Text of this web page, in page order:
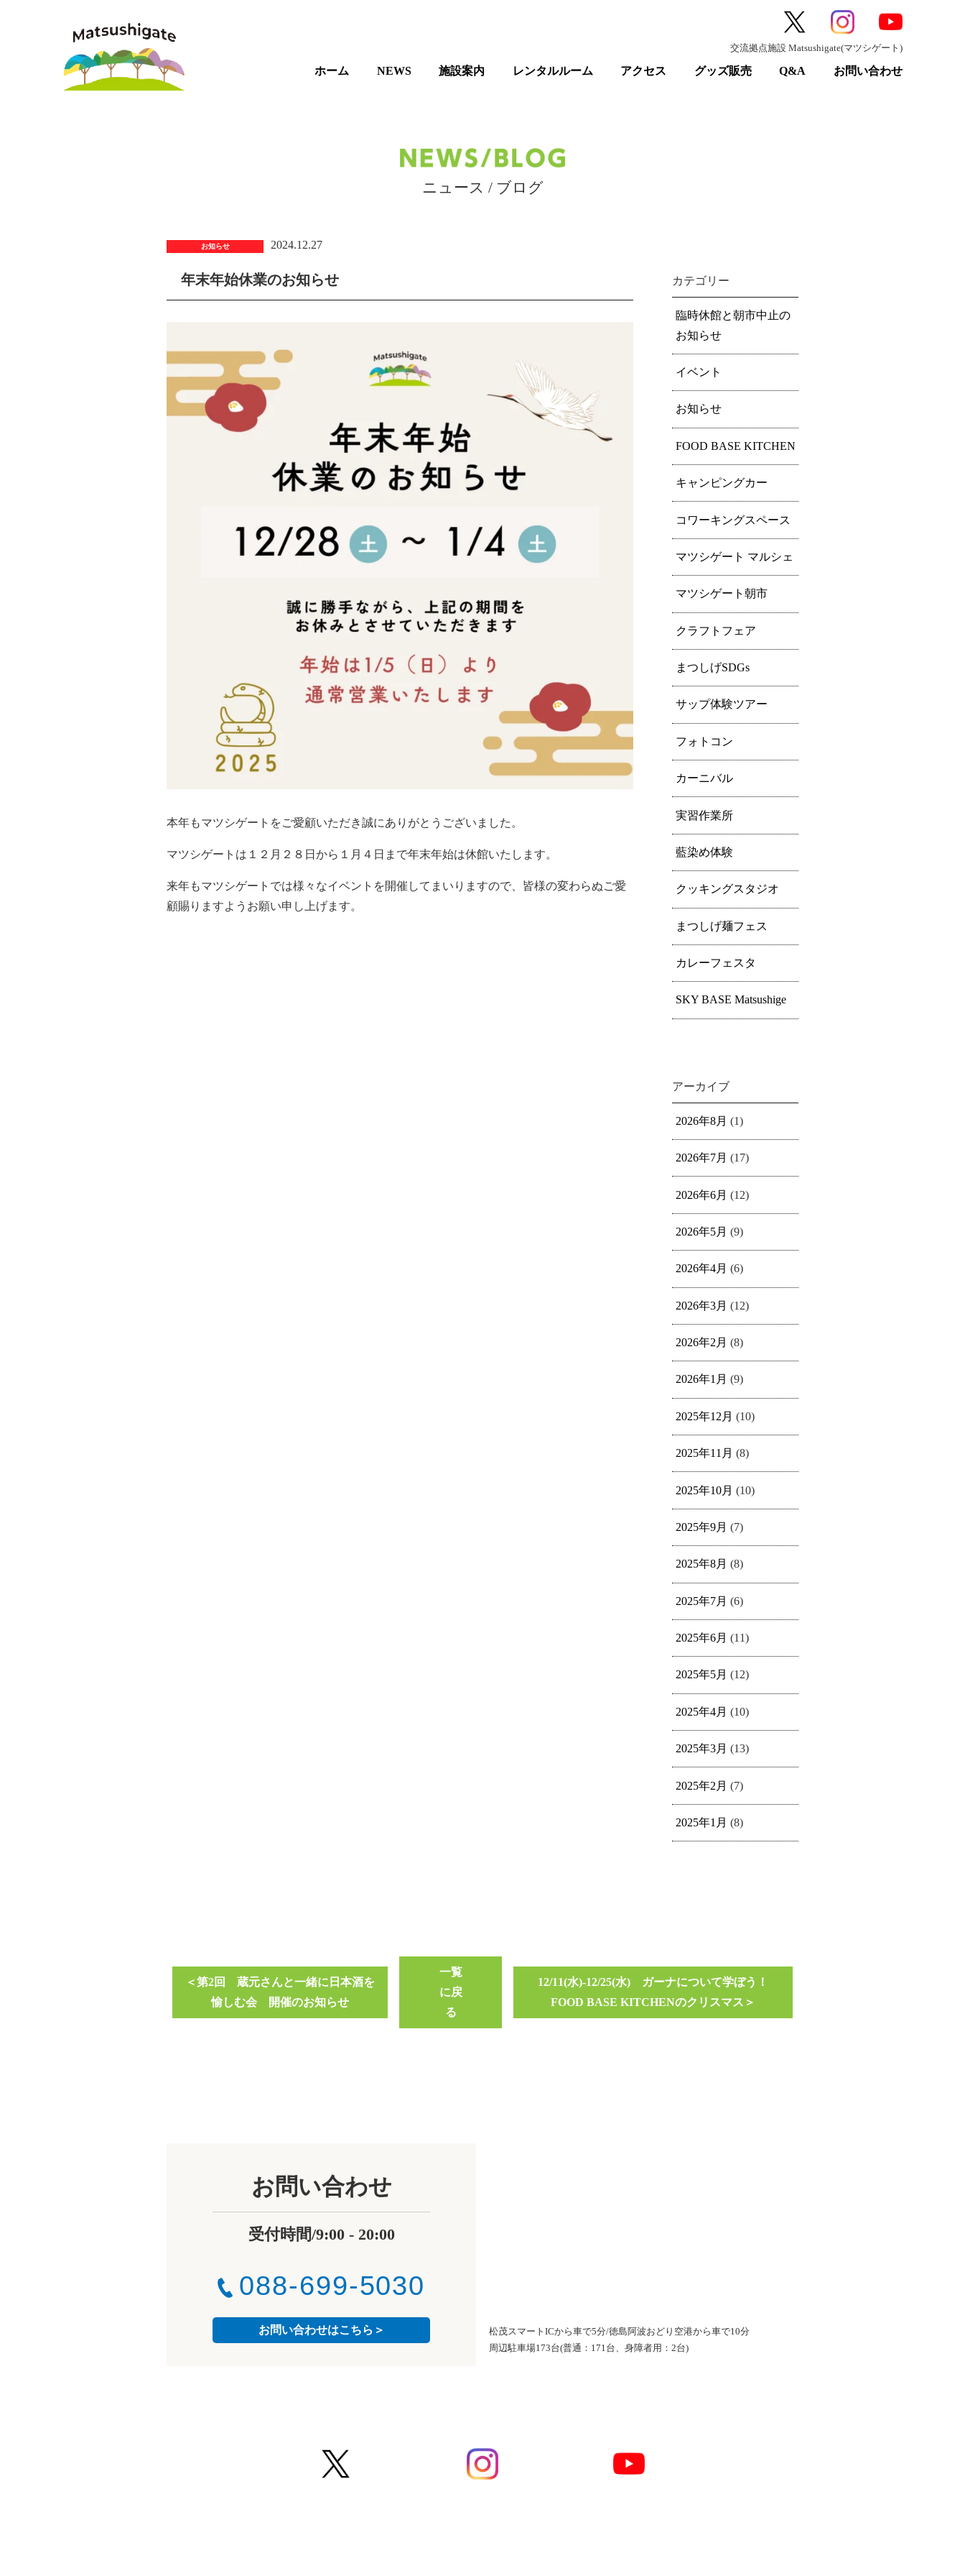
交流拠点施設 Matsushigate(マツシゲート)
ホーム NEWS 施設案内 レンタルルーム アクセス グッズ販売 Q&A お問い合わせ
ニュース / ブログ
お知らせ 2024.12.27
年末年始休業のお知らせ
本年もマツシゲートをご愛顧いただき誠にありがとうございました。
マツシゲートは１２月２８日から１月４日まで年末年始は休館いたします。
来年もマツシゲートでは様々なイベントを開催してまいりますので、皆様の変わらぬご愛
顧賜りますようお願い申し上げます。
カテゴリー
臨時休館と朝市中止の
お知らせ
イベント
お知らせ
FOOD BASE KITCHEN
キャンピングカー
コワーキングスペース
マツシゲート マルシェ
マツシゲート朝市
クラフトフェア
まつしげSDGs
サップ体験ツアー
フォトコン
カーニバル
実習作業所
藍染め体験
クッキングスタジオ
まつしげ麺フェス
カレーフェスタ
SKY BASE Matsushige
アーカイブ
2026年8月 (1)
2026年7月 (17)
2026年6月 (12)
2026年5月 (9)
2026年4月 (6)
2026年3月 (12)
2026年2月 (8)
2026年1月 (9)
2025年12月 (10)
2025年11月 (8)
2025年10月 (10)
2025年9月 (7)
2025年8月 (8)
2025年7月 (6)
2025年6月 (11)
2025年5月 (12)
2025年4月 (10)
2025年3月 (13)
2025年2月 (7)
2025年1月 (8)
第2回 蔵元さんと一緒に日本酒を
愉しむ会 開催のお知らせ
一覧
に戻
る
12/11(水)-12/25(水) ガーナについて学ぼう！
FOOD BASE KITCHENのクリスマス
お問い合わせ
受付時間/9:00 - 20:00
088-699-5030
お問い合わせはこちら＞
松茂スマートICから車で5分/徳島阿波おどり空港から車で10分
周辺駐車場173台(普通：171台、身障者用：2台)